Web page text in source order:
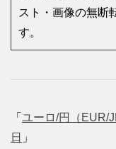
スト・画像の無断
す。
「 ユーロ/円（EUR/
日 」